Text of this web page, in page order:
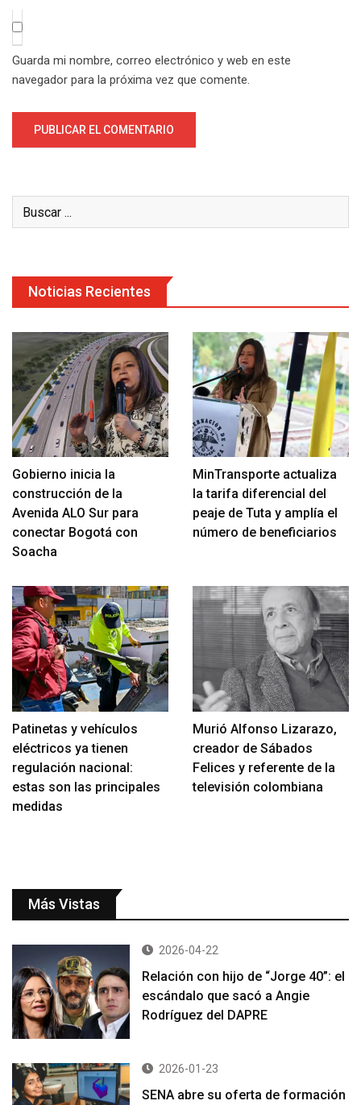
Guarda mi nombre, correo electrónico y web en este
navegador para la próxima vez que comente.
Noticias Recientes
Gobierno inicia la
construcción de la
Avenida ALO Sur para
conectar Bogotá con
Soacha
MinTransporte actualiza
la tarifa diferencial del
peaje de Tuta y amplía el
número de beneficiarios
Patinetas y vehículos
eléctricos ya tienen
regulación nacional:
estas son las principales
medidas
Murió Alfonso Lizarazo,
creador de Sábados
Felices y referente de la
televisión colombiana
Más Vistas
2026-04-22
Relación con hijo de “Jorge 40”: el
escándalo que sacó a Angie
Rodríguez del DAPRE
2026-01-23
SENA abre su oferta de formación